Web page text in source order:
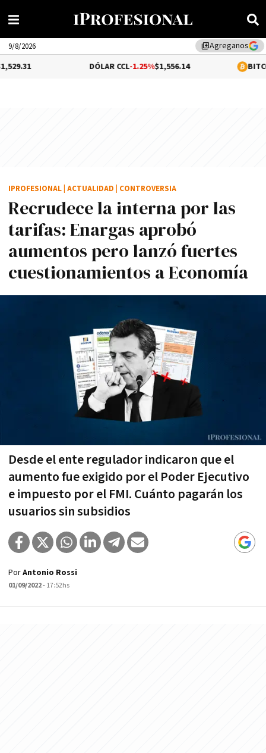
library_addAgreganos
9/8/2026
-1.25%$1,556.14 -0.06%
Recrudece la interna por las
tarifas: Enargas aprobó
aumentos pero lanzó fuertes
cuestionamientos a Economía
Desde el ente regulador indicaron que el
aumento fue exigido por el Poder Ejecutivo
e impuesto por el FMI. Cuánto pagarán los
usuarios sin subsidios
IPROFESIONAL ACTUALIDAD CONTROVERSIA
PorAntonio Rossi
01/09/2022- 17:52hs